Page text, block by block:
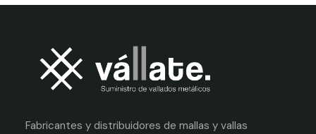
Fabricantes y distribuidores de mallas y vallas